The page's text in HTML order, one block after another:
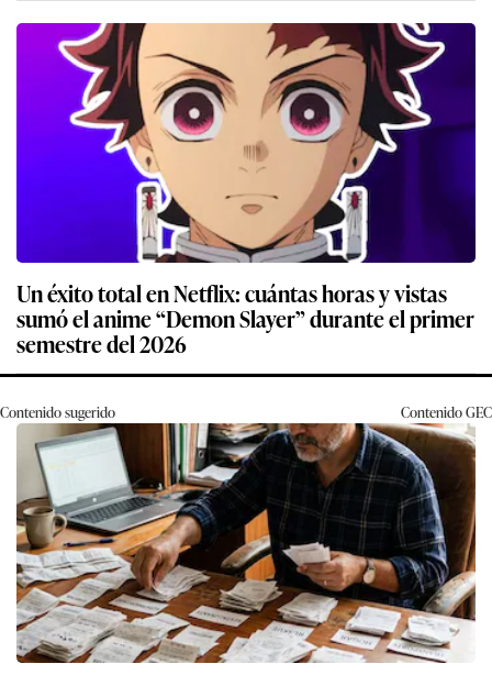
Un éxito total en Netflix: cuántas horas y vistas
sumó el anime “Demon Slayer” durante el primer
semestre del 2026
Contenido sugerido ContenidoGEC